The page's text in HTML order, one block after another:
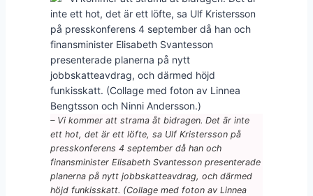
– Vi kommer att strama åt bidragen. Det är inte
ett hot, det är ett löfte, sa Ulf Kristersson på
presskonferens 4 september då han och
finansminister Elisabeth Svantesson presenterade
planerna på nytt jobbskatteavdrag, och därmed
höjd funkisskatt. (Collage med foton av Linnea